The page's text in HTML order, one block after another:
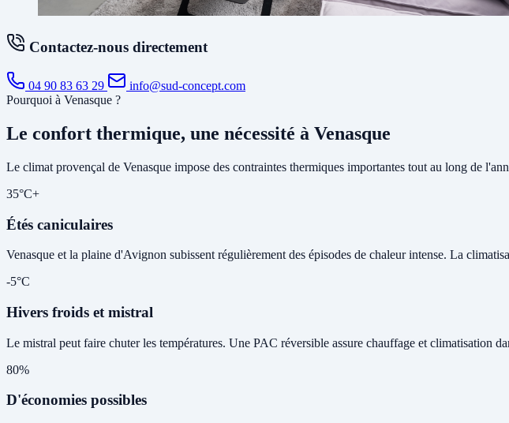
Contactez-nous directement
04 90 83 63 29
info@sud-concept.com
Pourquoi à Venasque ?
Le confort thermique, une nécessité à Venasque
Le climat provençal de Venasque impose des contraintes thermiques importantes tout au long de
35°C+
Étés caniculaires
Venasque et la plaine d'Avignon subissent régulièrement des épisodes de chaleur intense. La
-5°C
Hivers froids et mistral
Le mistral peut faire chuter les températures. Une PAC réversible assure chauffage et climatisation
80%
D'économies possibles